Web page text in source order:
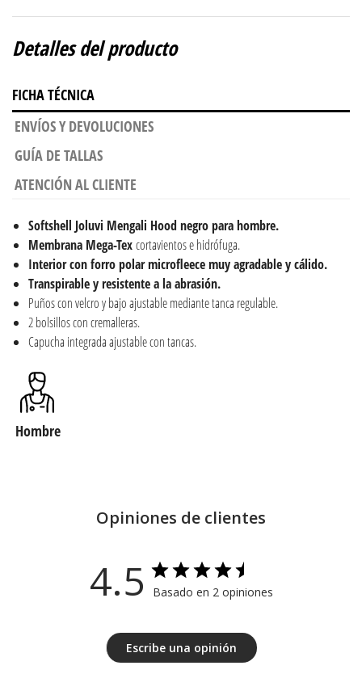
Detalles del producto
FICHA TÉCNICA
ENVÍOS Y DEVOLUCIONES
GUÍA DE TALLAS
ATENCIÓN AL CLIENTE
Softshell Joluvi Mengali Hood negro para hombre.
Membrana Mega-Texcortavientos e hidrófuga.
Interior con forro polar microfleece muy agradable y cálido.
Transpirable y resistente a la abrasión.
Puños con velcro y bajo ajustable mediante tanca regulable.
2 bolsillos con cremalleras.
Capucha integrada ajustable con tancas.
Hombre
Opiniones de clientes
4.5 Basado en 2 opiniones
Escribe una opinión